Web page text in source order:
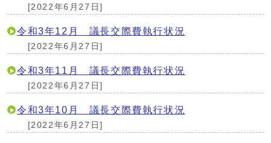
[2022年6月27日]
令和3年12月 議長交際費執行状況
[2022年6月27日]
令和3年11月 議長交際費執行状況
[2022年6月27日]
令和3年10月 議長交際費執行状況
[2022年6月27日]